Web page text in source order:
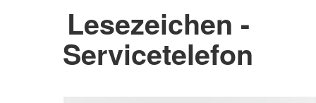
Lesezeichen -
Servicetelefon